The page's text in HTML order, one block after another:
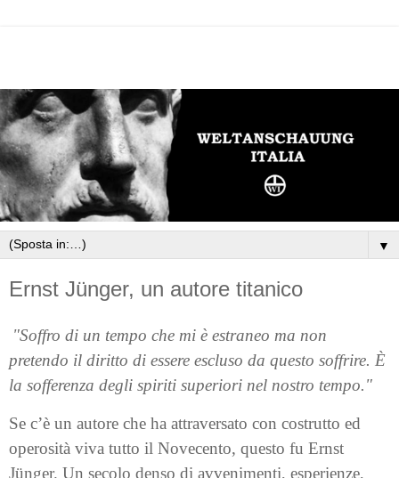
▼
Ernst Jünger, un autore titanico
"Soffro di un tempo che mi è estraneo ma non
pretendo il diritto di essere escluso da questo soffrire. È
la sofferenza degli spiriti superiori nel nostro tempo."
Se c’è un autore che ha attraversato con costrutto ed
operosità viva tutto il Novecento, questo fu Ernst
Jünger. Un secolo denso di avvenimenti, esperienze,